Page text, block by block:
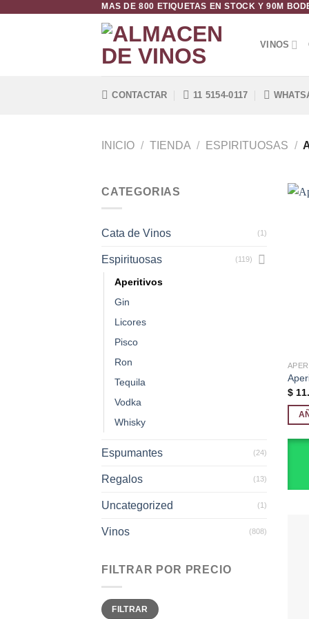
MAS DE 800 ETIQUETAS EN STOCK Y 90M
VINOS
CONTACTAR 11 5154-0117
INICIO / TIENDA / ESPIRITUOSAS /
CATEGORIAS
Cata de Vinos (1)
Espirituosas (119)
Aperitivos
Gin
Licores
Pisco
Ron
Tequila
Vodka
Whisky
Espumantes (24)
Regalos (13)
Uncategorized (1)
Vinos (808)
FILTRAR POR PRECIO
Precio
mínimo
Precio
máximo
FILTRAR
$